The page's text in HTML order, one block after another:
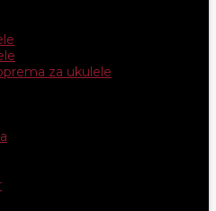
za ukulele